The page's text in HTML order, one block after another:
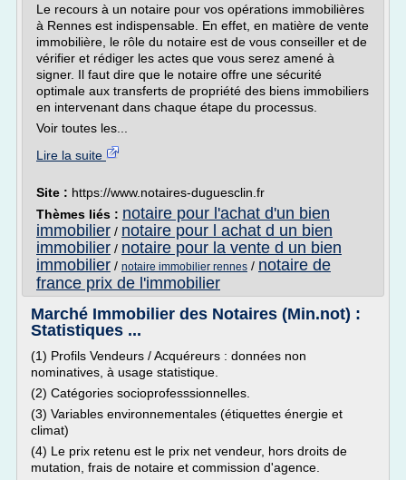
Le recours à un notaire pour vos opérations immobilières
à Rennes est indispensable. En effet, en matière de vente
immobilière, le rôle du notaire est de vous conseiller et de
vérifier et rédiger les actes que vous serez amené à
signer. Il faut dire que le notaire offre une sécurité
optimale aux transferts de propriété des biens immobiliers
en intervenant dans chaque étape du processus.
Voir toutes les...
Lire la suite
Site : https://www.notaires-duguesclin.fr
Thèmes liés : notaire pour l'achat d'un bien
immobilier / notaire pour l achat d un bien
immobilier / notaire pour la vente d un bien
immobilier / notaire immobilier rennes / notaire de
france prix de l'immobilier
Marché Immobilier des Notaires (Min.not) :
Statistiques ...
(1) Profils Vendeurs / Acquéreurs : données non
nominatives, à usage statistique.
(2) Catégories socioprofesssionnelles.
(3) Variables environnementales (étiquettes énergie et
climat)
(4) Le prix retenu est le prix net vendeur, hors droits de
mutation, frais de notaire et commission d'agence.